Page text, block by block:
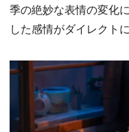
季の絶妙な表情の変化
した感情がダイレクト